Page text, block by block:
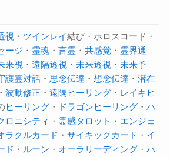
視 ・ ツインレイ結び・ホロスコード・
ージ ・ 霊魂・ 言霊・ 共感覚 ・ 霊界通
来視 ・ 遠隔透視 ・ 未来透視 ・ 未来予
護霊対話・ 思念伝達 ・ 想念伝達 ・ 潜在
波動修正 ・ 遠隔ヒーリング・ レイキヒ
ヒーリング・ ドラゴンヒーリング・ ハ
ロニシティ ・ 霊感タロット ・ エンジェ
ラクルカード ・ サイキックカード ・ イ
ド ・ ルーン ・ オーラ リーディング・ ハ